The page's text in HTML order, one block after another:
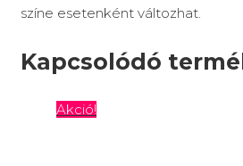
színe esetenként változhat.
Kapcsolódó
Akció!